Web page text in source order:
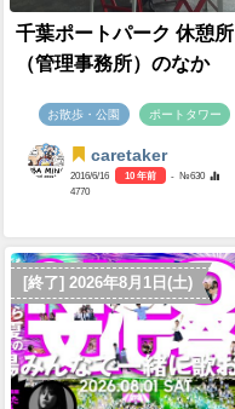
千葉ポートパーク 休憩所
（管理事務所）のなか
お散歩・公園 ポートタワー
caretaker
2016/6/16 10 年前
- №630
4770
[終了] 2026年8月1日(土)